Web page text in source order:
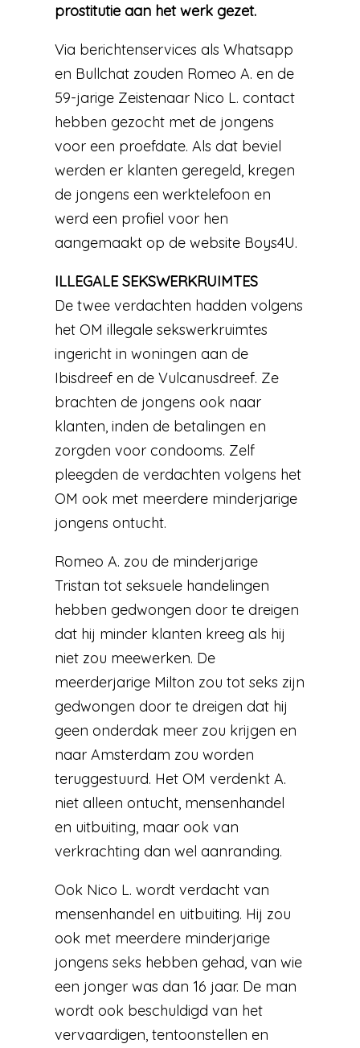
prostitutie aan het werk gezet.
Via berichtenservices als Whatsapp
en Bullchat zouden Romeo A. en de
59-jarige Zeistenaar Nico L. contact
hebben gezocht met de jongens
voor een proefdate. Als dat beviel
werden er klanten geregeld, kregen
de jongens een werktelefoon en
werd een profiel voor hen
aangemaakt op de website Boys4U.
ILLEGALE SEKSWERKRUIMTES
De twee verdachten hadden volgens
het OM illegale sekswerkruimtes
ingericht in woningen aan de
Ibisdreef en de Vulcanusdreef. Ze
brachten de jongens ook naar
klanten, inden de betalingen en
zorgden voor condooms. Zelf
pleegden de verdachten volgens het
OM ook met meerdere minderjarige
jongens ontucht.
Romeo A. zou de minderjarige
Tristan tot seksuele handelingen
hebben gedwongen door te dreigen
dat hij minder klanten kreeg als hij
niet zou meewerken. De
meerderjarige Milton zou tot seks zijn
gedwongen door te dreigen dat hij
geen onderdak meer zou krijgen en
naar Amsterdam zou worden
teruggestuurd. Het OM verdenkt A.
niet alleen ontucht, mensenhandel
en uitbuiting, maar ook van
verkrachting dan wel aanranding.
Ook Nico L. wordt verdacht van
mensenhandel en uitbuiting. Hij zou
ook met meerdere minderjarige
jongens seks hebben gehad, van wie
een jonger was dan 16 jaar. De man
wordt ook beschuldigd van het
vervaardigen, tentoonstellen en